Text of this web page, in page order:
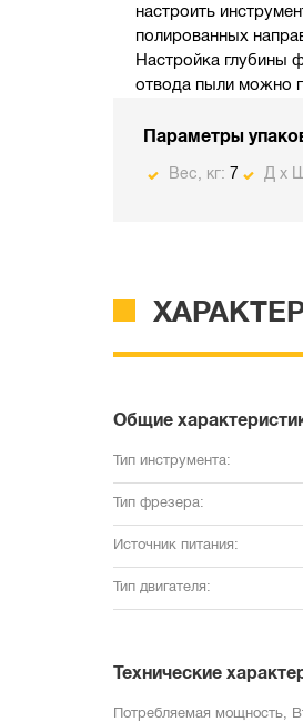
настроить
полированных
Настройка глубины
отвода пыли можно
Параметры
Вес, кг: 7 Д х
Общие
Тип инструмента:
Тип фрезера:
Источник питания:
Тип двигателя:
Технические
Потребляемая мощность,